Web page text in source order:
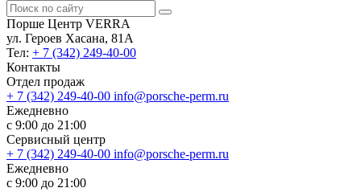
Порше Центр VERRA
ул. Героев Хасана, 81А
Тел: + 7 (342) 249-40-00
Контакты
Отдел продаж
+ 7 (342) 249-40-00 info@porsche-perm.ru
Ежедневно
с 9:00 до 21:00
Сервисный центр
+ 7 (342) 249-40-00 info@porsche-perm.ru
Ежедневно
с 9:00 до 21:00